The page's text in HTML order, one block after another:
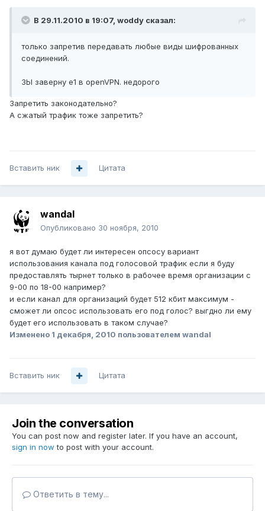
В 29.11.2010 в 19:07, woddy сказал:
только запретив передавать любые виды шифрованных
соединений.
ЗЫ заверну е1 в openVPN. недорого
Запретить законодательно?
А сжатый трафик тоже запретить?
Вставить ник Цитата
wandal
Опубликовано 30 ноября, 2010
я вот думаю будет ли интересен опсосу вариант
использования канала под голосовой трафик если я буду
предоставлять тырнет только в рабочее время организации с
9-00 по 18-00 например?
и если канал для организаций будет 512 кбит максимум -
сможет ли опсос использовать его под голос? выгдно ли ему
будет его использовать в таком случае?
Изменено 1 декабря, 2010 пользователем wandal
Вставить ник Цитата
Join the conversation
You can post now and register later. If you have an account,
sign in now to post with your account.
Ответить в тему...